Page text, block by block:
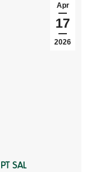
Apr
17
2026
SAL